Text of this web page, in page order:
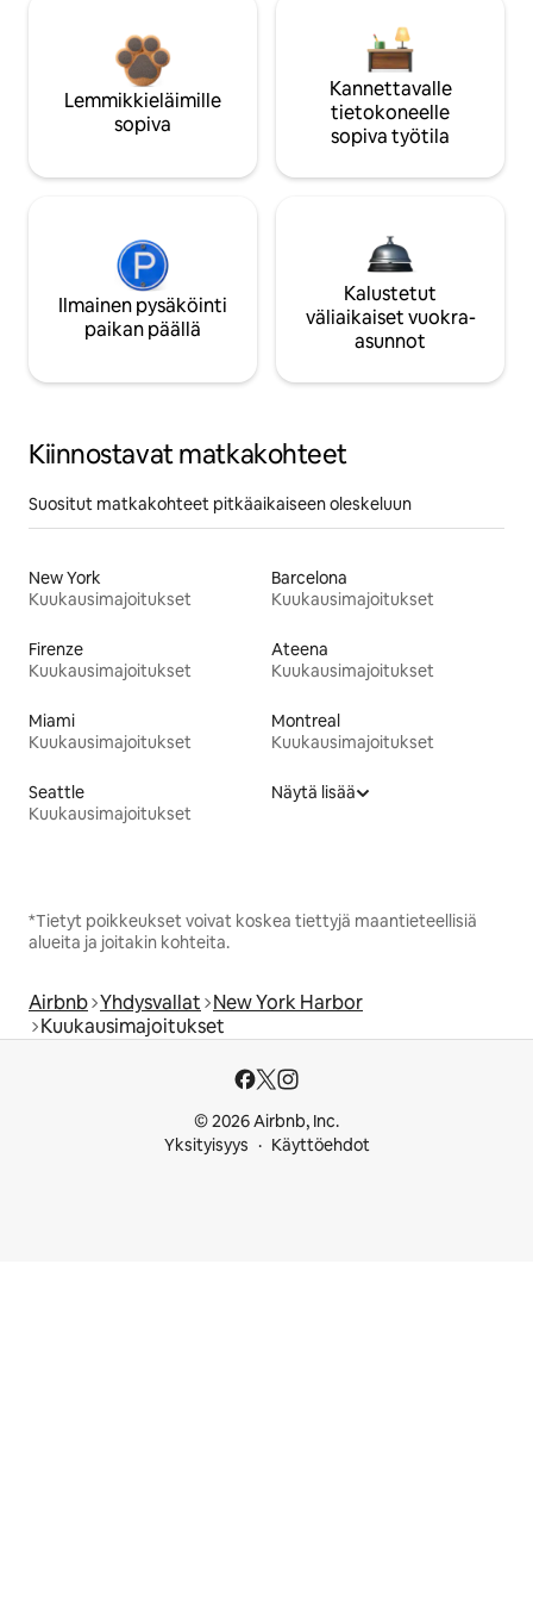
Lemmikkieläimille
sopiva
Kannettavalle
tietokoneelle
sopiva työtila
Ilmainen pysäköinti
paikan päällä
Kalustetut
väliaikaiset vuokra-
asunnot
Kiinnostavat matkakohteet
Suositut matkakohteet pitkäaikaiseen oleskeluun
New York
Kuukausimajoitukset
Barcelona
Kuukausimajoitukset
Firenze
Kuukausimajoitukset
Ateena
Kuukausimajoitukset
Miami
Kuukausimajoitukset
Montreal
Kuukausimajoitukset
Seattle
Kuukausimajoitukset
Näytä lisää
*Tietyt poikkeukset voivat koskea tiettyjä maantieteellisiä
alueita ja joitakin kohteita.
Airbnb Yhdysvallat New York Harbor
Kuukausimajoitukset
© 2026 Airbnb, Inc.
Yksityisyys
Käyttöehdot